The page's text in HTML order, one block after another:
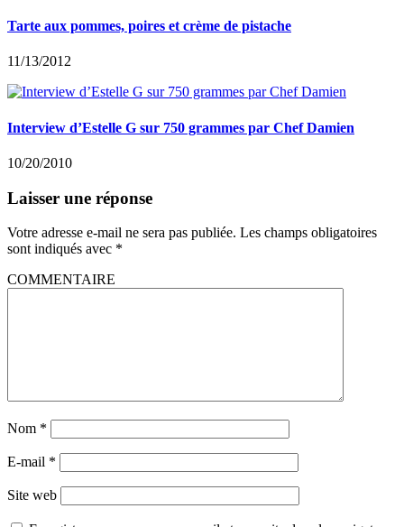
Tarte aux pommes, poires et crème de pistache
11/13/2012
Interview d’Estelle G sur 750 grammes par Chef Damien
10/20/2010
Laisser une réponse
Votre adresse e-mail ne sera pas publiée. Les champs obligatoires
sont indiqués avec *
COMMENTAIRE
Nom *
E-mail *
Site web